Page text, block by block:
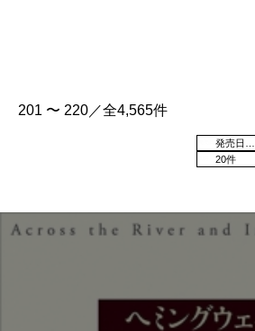
201 〜 220／全4,565件
20件